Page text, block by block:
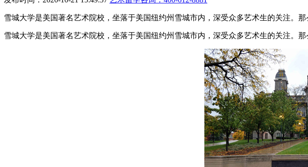
雪城大学是美国著名艺术院校，坐落于美国纽约州雪城市内，深受众多艺术生的关注。
雪城大学是美国著名艺术院校，坐落于美国纽约州雪城市内，深受众多艺术生的关注。